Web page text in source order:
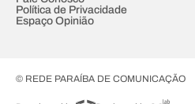
Política de Privacidade
Espaço Opinião
© REDE PARAÍBA DE COMUNICAÇÃO